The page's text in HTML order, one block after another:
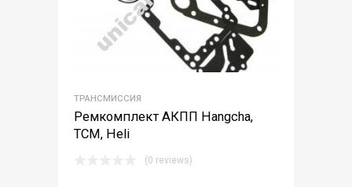
ТРАНСМИССИЯ
Ремкомплект АКПП Hangcha,
TCM, Heli
(0 reviews)